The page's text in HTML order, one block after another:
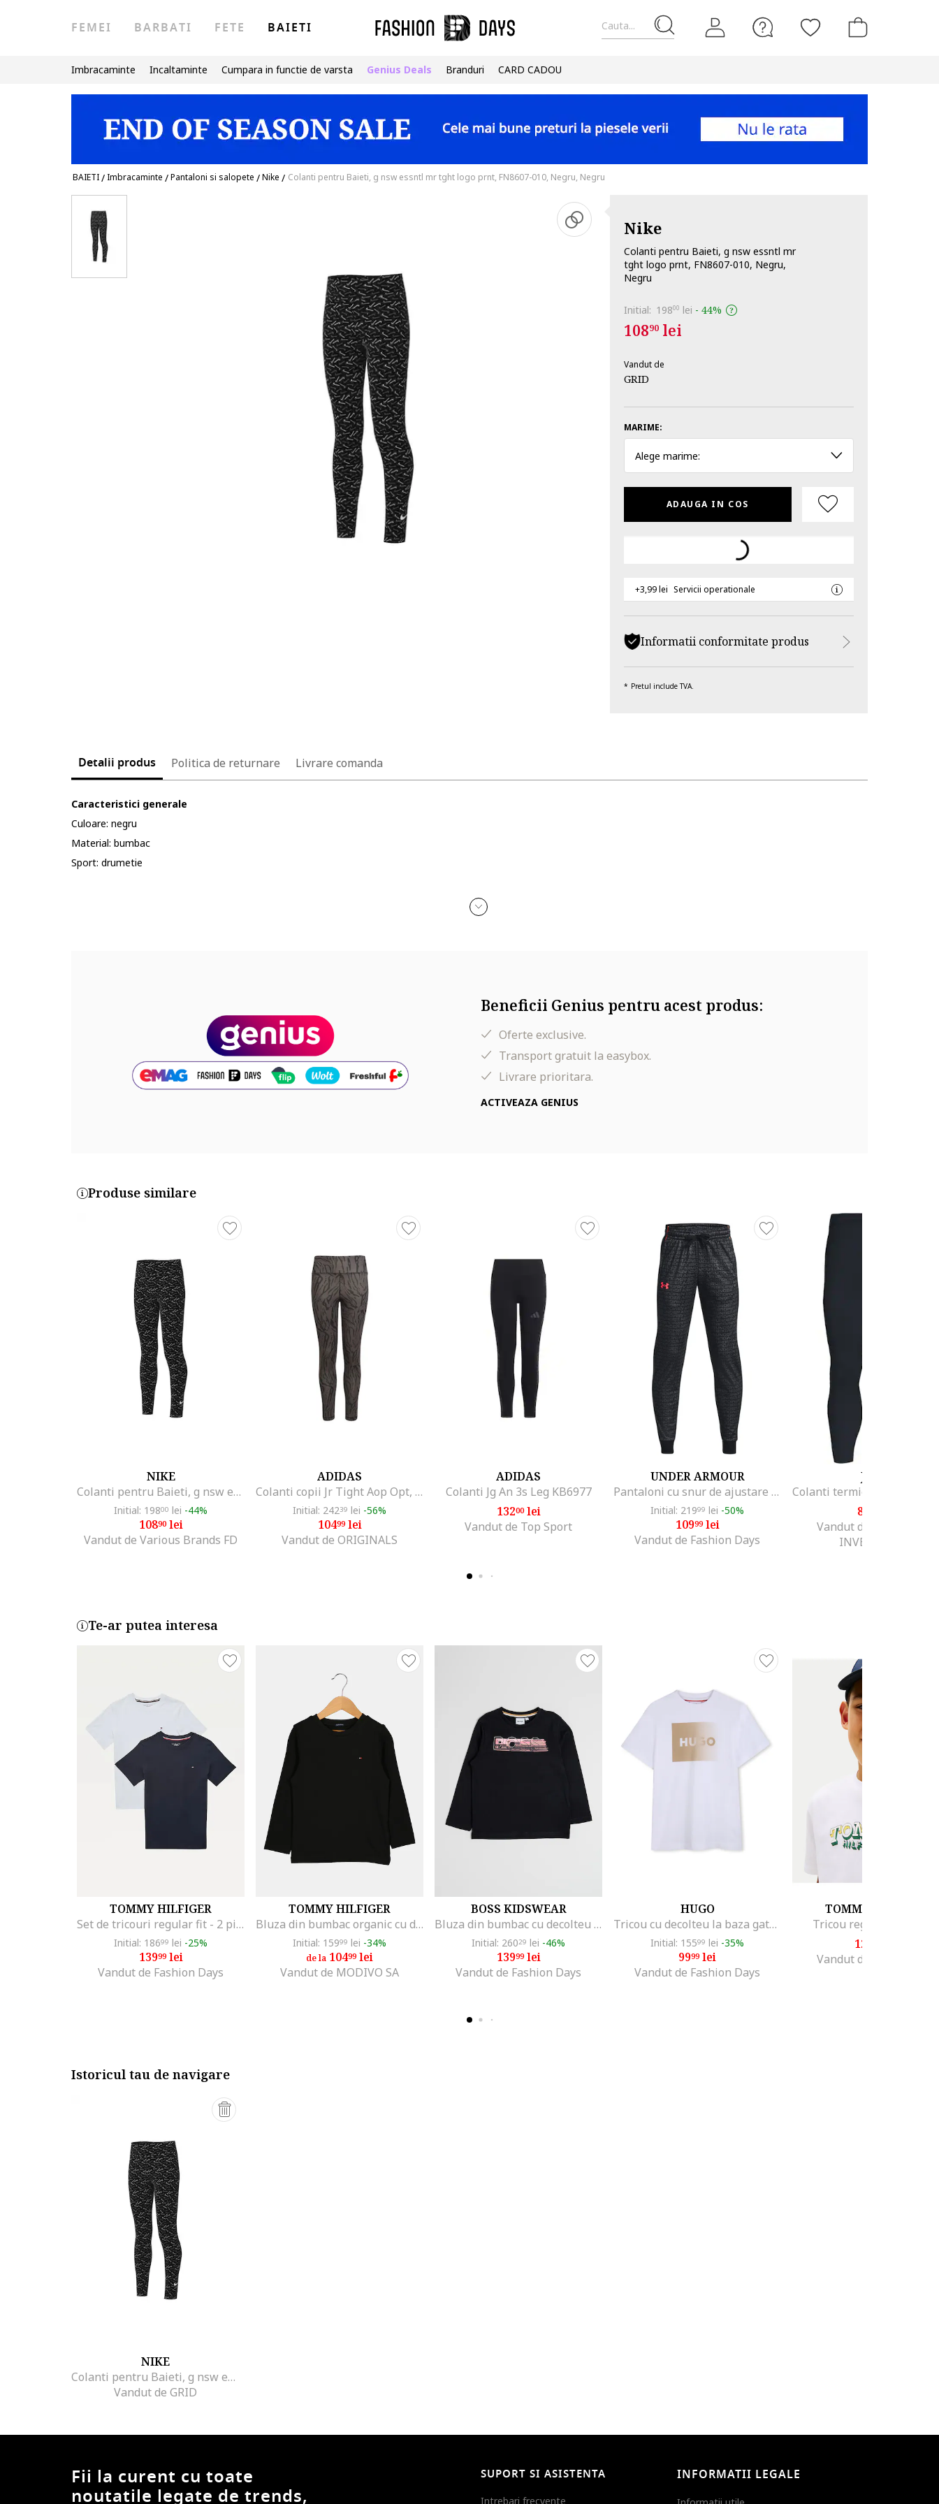
Cauta...
FEMEI BARBATI FETE BAIETI
Imbracaminte Incaltaminte Cumpara in functie de varsta Genius Deals Branduri CARD CADOU
BAIETI/Imbracaminte /Pantaloni si salopete /Nike / Colanti pentru Baieti, g nsw essntl mr tght logo prnt, FN8607-010, Negru, Negru
Nike
Colanti pentru Baieti, g nsw essntl mr
tght logo prnt, FN8607-010, Negru,
Negru
Initial: 19800 lei - 44%
10890lei
Vandut de
GRID
MARIME:
Alege marime:
ADAUGA IN COS
+3,99 lei Servicii operationale
Informatii conformitate produs
Pretul include TVA.
Detalii produs Politica de returnare Livrare comanda
Caracteristici generale
Culoare: negru
Material: bumbac
Sport: drumetie
Beneficii Genius pentru acest produs:
Oferte exclusive.
Transport gratuit la easybox.
Livrare prioritara.
ACTIVEAZA GENIUS
Produse similare
NIKE
Colanti pentru Baieti, g nsw essntl mr tght logo prnt, FN8607-010, Negru, Negru
Initial: 19800 lei -44%
10890lei
Vandut de Various Brands FD
ADIDAS
Colanti copii Jr Tight Aop Opt, Multicolor
Initial: 24239 lei -56%
10499lei
Vandut de ORIGINALS
ADIDAS
Colanti Jg An 3s Leg KB6977
13200lei
Vandut de Top Sport
UNDER ARMOUR
Pantaloni cu snur de ajustare pentru fitness Pennant 2.0, Negru/Gri cenusiu
Initial: 21999 lei -50%
10999lei
Vandut de Fashion Days
JOMA
84
Vandut de KSVI SPORT
INVESTMENT
Te-ar putea interesa
TOMMY HILFIGER
Set de tricouri regular fit - 2 piese, Alb/Albastru inchis
Initial: 18699 lei -25%
13999lei
Vandut de Fashion Days
TOMMY HILFIGER
Bluza din bumbac organic cu detaliu logo, Negru
Initial: 15999 lei -34%
de la 10499lei
Vandut de MODIVO SA
BOSS KIDSWEAR
Bluza din bumbac cu decolteu la baza gatului si logo, Negru/Roz deschis
Initial: 26029 lei -46%
13999lei
Vandut de Fashion Days
HUGO
Tricou cu decolteu la baza gatului si imprimeu logo cu aspect in degrade, Maro camel/Alb optic
Initial: 15599 lei -35%
9999lei
Vandut de Fashion Days
TOMMY HILFIGER
Tricou regular fit cu text
124
Vandut de MODIVO SA
Istoricul tau de navigare
NIKE
Colanti pentru Baieti, g nsw essntl mr tght logo prnt, FN8607-010, Negru, Negru
Vandut de GRID
Fii la curent cu toate
noutatile legate de trends,
SUPORT SI ASISTENTA
Intrebari frecvente
INFORMATII LEGALE